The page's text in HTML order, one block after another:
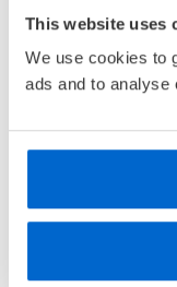
This website uses
We use cookies to
ads and to analyse
Barnas Egen
Din barnebokhandel
• Alltid lave priser og